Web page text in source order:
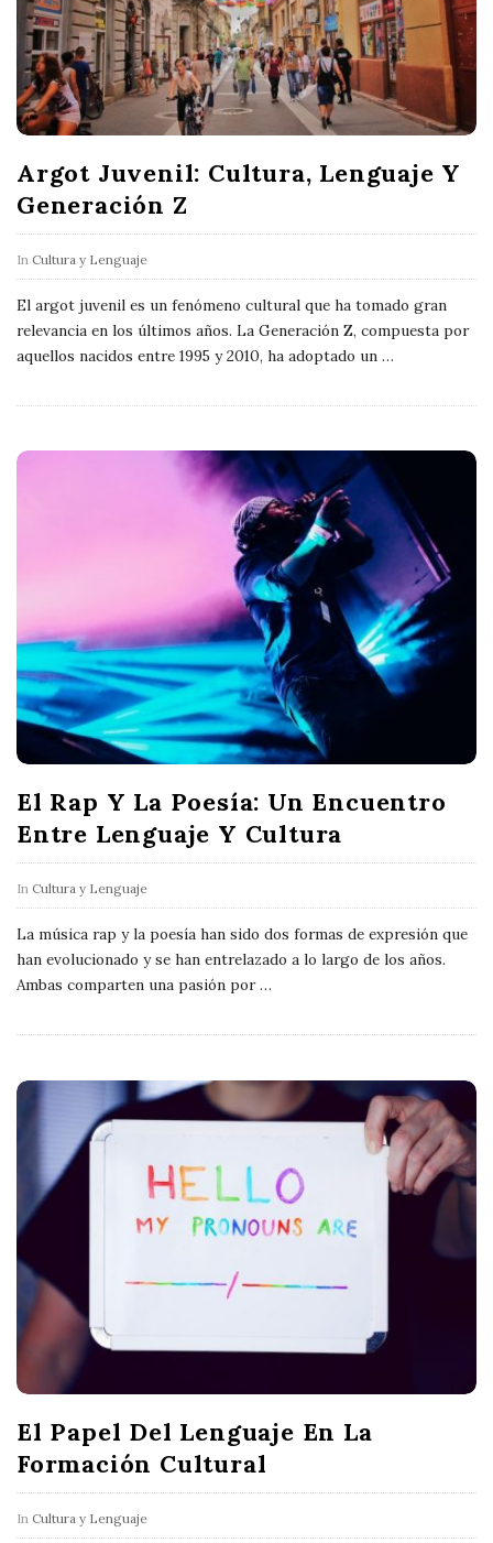
Argot Juvenil: Cultura, Lenguaje Y
Generación Z
In Cultura y Lenguaje
El argot juvenil es un fenómeno cultural que ha tomado gran
relevancia en los últimos años. La Generación Z, compuesta por
aquellos nacidos entre 1995 y 2010, ha adoptado un …
El Rap Y La Poesía: Un Encuentro
Entre Lenguaje Y Cultura
In Cultura y Lenguaje
La música rap y la poesía han sido dos formas de expresión que
han evolucionado y se han entrelazado a lo largo de los años.
Ambas comparten una pasión por…
El Papel Del Lenguaje En La
Formación Cultural
In Cultura y Lenguaje